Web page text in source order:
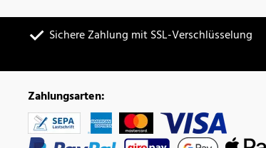
Sichere Zahlung mit SSL-Verschlüsselung
Zahlungsarten: